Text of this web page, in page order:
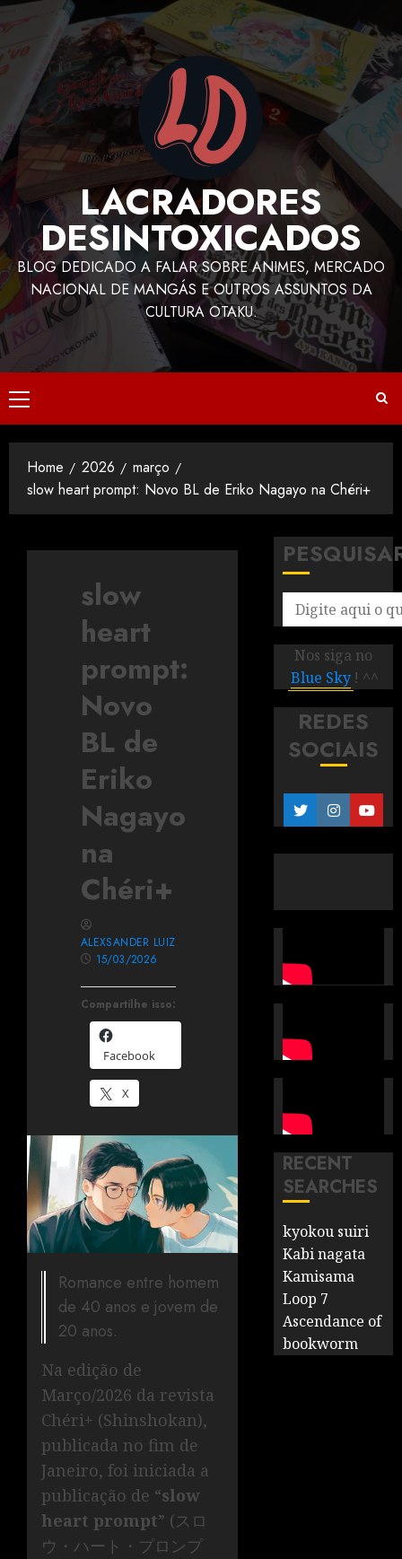
LACRADORES
DESINTOXICADOS
BLOG DEDICADO A FALAR SOBRE ANIMES, MERCADO
NACIONAL DE MANGÁS E OUTROS ASSUNTOS DA
CULTURA OTAKU.
Home 2026
março
slow heart prompt: Novo BL de Eriko Nagayo na Chéri+
slow
heart
prompt:
Novo
BL de
Eriko
Nagayo
na
Chéri+
Compartilhe isso:
Facebook
X
ALEXSANDER LUIZ
15/03/2026
Romance entre homem
de 40 anos e jovem de
20 anos.
Na edição de
Março/2026 da revista
Chéri+ (Shinshokan),
publicada no fim de
Janeiro, foi iniciada a
publicação de “slow
heart prompt” (スロ
ウ・ハート・プロンプ
Nos siga no
Blue Sky ! ^^
REDES
SOCIAIS
RECENT
SEARCHES
kyokou suiri
Kabi nagata
Kamisama
Loop 7
Ascendance of
bookworm